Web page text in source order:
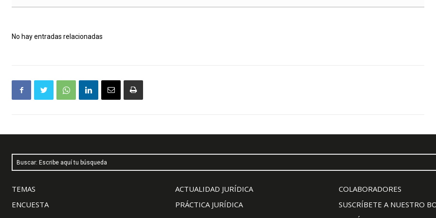
No hay entradas relacionadas
Buscar: Escribe aquí tu búsqueda
TEMAS
ENCUESTA
ACTUALIDAD JURÍDICA
PRÁCTICA JURÍDICA
COLABORADORES
SUSCRÍBETE A NUESTRO